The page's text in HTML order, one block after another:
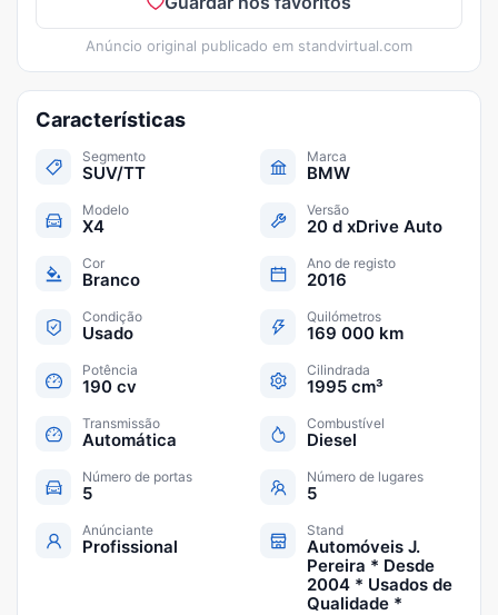
Anúncio original publicado em standvirtual.com
Características
Segmento
SUV/TT
Marca
BMW
Modelo
X4
Versão
20 d xDrive Auto
Cor
Branco
Ano de registo
2016
Condição
Usado
Quilómetros
169 000 km
Potência
190 cv
Cilindrada
1995 cm³
Transmissão
Automática
Combustível
Diesel
Número de portas
5
Número de lugares
5
Anúnciante
Profissional
Stand
Automóveis J.
Pereira * Desde
2004 * Usados de
Qualidade *